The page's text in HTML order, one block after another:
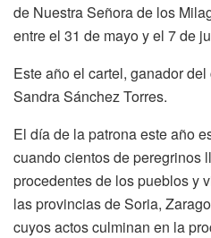
de Nuestra Señora de los
entre el 31 de mayo y el 7 de
Este año el cartel, ganador
Sandra Sánchez Torres.
El día de la patrona este año
cuando cientos de peregrinos
procedentes de los pueblos y
las provincias de Soria,
cuyos actos culminan en la